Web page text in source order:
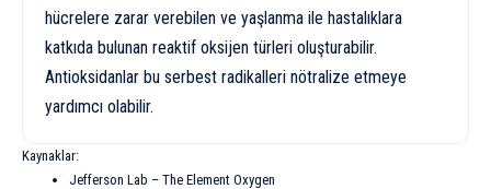
hücrelere zarar verebilen ve yaşlanma ile hastalıklara
katkıda bulunan reaktif oksijen türleri oluşturabilir.
Antioksidanlar bu serbest radikalleri nötralize etmeye
yardımcı olabilir.
Kaynaklar:
Jefferson Lab – The Element Oxygen